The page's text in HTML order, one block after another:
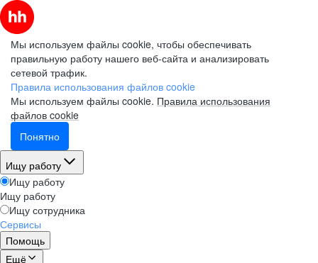
Мы используем файлы cookie, чтобы обеспечивать
правильную работу нашего веб-сайта и анализировать
сетевой трафик.
Правила использования файлов cookie
Мы используем файлы cookie. Правила использования
файлов cookie
Понятно
Ищу работу
Ищу работу
Ищу работу
Ищу сотрудника
Сервисы
Помощь
Ещё